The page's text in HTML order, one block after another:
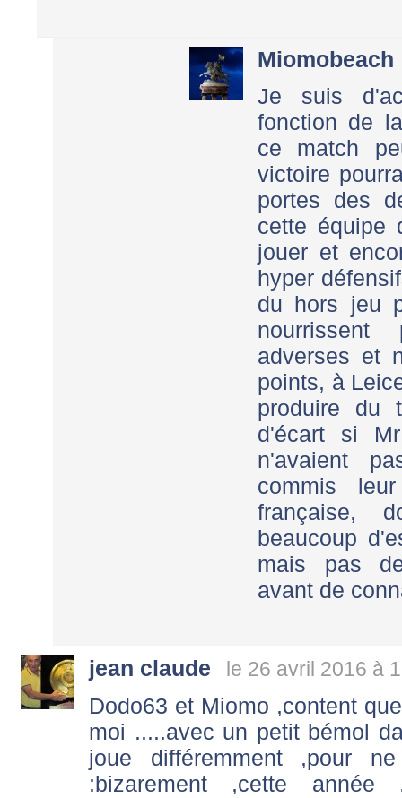
Miomobeach
Je suis
fonction de
ce match
victoire
portes des
cette équipe
jouer et
hyper
du hors jeu
nourrissent
adverses et
points, à
produire du
d'écart si
n'avaient
commis
française,
beaucoup
mais pas
avant de
jean claude le 26 avril 2016 à
Dodo63 et Miomo ,content
moi .....avec un petit bémol
joue différemment ,pour
:bizarement ,cette année